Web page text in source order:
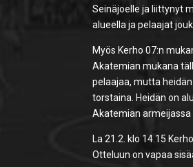
Seinäjoelle ja liittynyt
alueella ja pelaajat
Myös Kerho 07:n
Akatemian mukana
pelaajaa, mutta
torstaina. Heidän on
Akatemian
La 21.2. klo 14.15
Otteluun on vapaa